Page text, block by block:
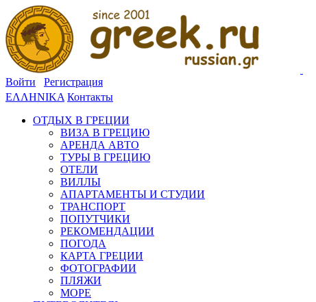
Войти
Регистрация
ΕΛΛΗΝΙΚΑ Контакты
ОТДЫХ В ГРЕЦИИ
ВИЗА В ГРЕЦИЮ
АРЕНДА АВТО
ТУРЫ В ГРЕЦИЮ
ОТЕЛИ
ВИЛЛЫ
АПАРТАМЕНТЫ И СТУДИИ
ТРАНСПОРТ
ПОПУТЧИКИ
РЕКОМЕНДАЦИИ
ПОГОДА
КАРТА ГРЕЦИИ
ФОТОГРАФИИ
ПЛЯЖИ
МОРЕ